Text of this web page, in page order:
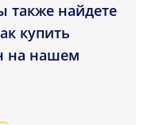
также найдете
купить
на нашем